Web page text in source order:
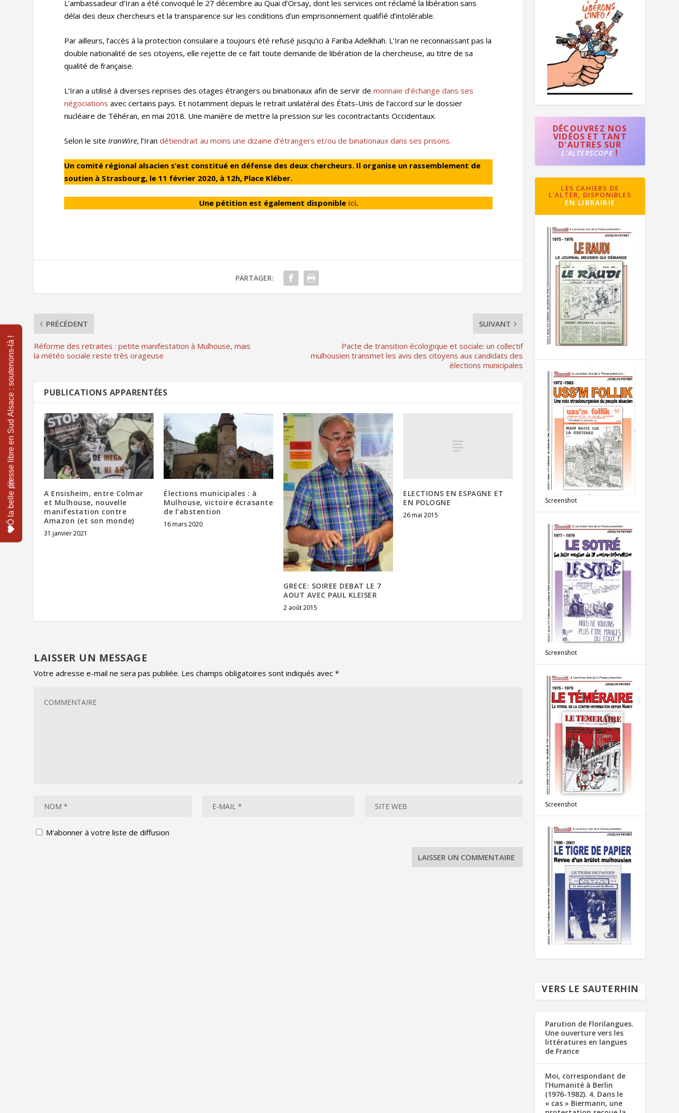
L’ambassadeur d’Iran a été convoqué le 27 décembre au Quai d’Orsay, dont les services ont réclamé la libération sans
délai des deux chercheurs et la transparence sur les conditions d’un emprisonnement qualifié d’intolérable.
Par ailleurs, l’accès à la protection consulaire a toujours été refusé jusqu’ici à Fariba Adelkhah. L’Iran ne reconnaissant pas la
double nationalité de ses citoyens, elle rejette de ce fait toute demande de libération de la chercheuse, au titre de sa
qualité de française.
L’Iran a utilisé à diverses reprises des otages étrangers ou binationaux afin de servir demonnaie d’échange dans ses
négociations avec certains pays. Et notamment depuis le retrait unilatéral des États-Unis de l’accord sur le dossier
nucléaire de Téhéran, en mai 2018. Une manière de mettre la pression sur les cocontractants Occidentaux.
Selon le site IranWire, l’Irandétiendrait au moins une dizaine d’étrangers et/ou de binationaux dans ses prisons.
Un comité régional alsacien s’est constitué en défense des deux chercheurs. Il organise un rassemblement de
soutien à Strasbourg, le 11 février 2020, à 12h, Place Kléber.
Une pétition est également disponible ici.
PARTAGER:
PRÉCÉDENT
Réforme des retraites : petite manifestation à Mulhouse, mais
la météo sociale reste très orageuse
SUIVANT
Pacte de transition écologique et sociale: un collectif
mulhousien transmet les avis des citoyens aux candidats des
élections municipales
PUBLICATIONS APPARENTÉES
A Ensisheim, entre Colmar
et Mulhouse, nouvelle
manifestation contre
Amazon (et son monde)
31 janvier 2021
Élections municipales : à
Mulhouse, victoire écrasante
de l’abstention
16 mars 2020
GRECE: SOIREE DEBAT LE 7
AOUT AVEC PAUL KLEISER
2 août 2015
ELECTIONS EN ESPAGNE ET
EN POLOGNE
26 mai 2015
LAISSER UN MESSAGE
Votre adresse e-mail ne sera pas publiée. Les champs obligatoires sont indiqués avec*
M'abonner à votre liste de diffusion
DÉCOUVREZ NOS
VIDÉOS ET TANT
D'AUTRES SUR
L'ALTERSCOPE!
LES CAHIERS DE
L'ALTER, DISPONIBLES
EN LIBRAIRIE
Screenshot
Screenshot
Screenshot
VERS LE SAUTERHIN
Parution de Florilangues.
Une ouverture vers les
littératures en langues
de France
Moi, correspondant de
l’Humanité à Berlin
(1976-1982). 4. Dans le
« cas » Biermann, une